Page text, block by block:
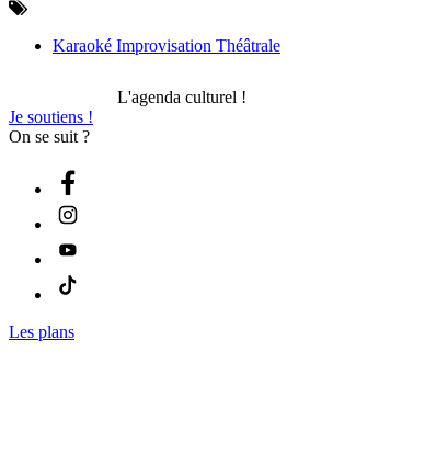
Karaoké Improvisation Théâtrale
L'agenda culturel !
Je soutiens !
On se suit ?
Les plans